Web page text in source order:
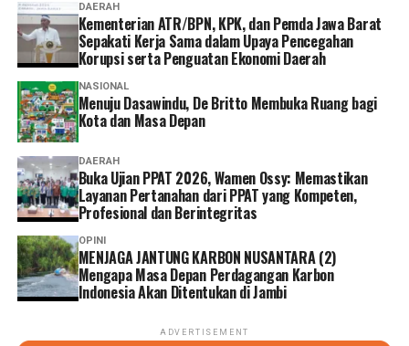
DAERAH
Kementerian ATR/BPN, KPK, dan Pemda Jawa Barat
Sepakati Kerja Sama dalam Upaya Pencegahan
Korupsi serta Penguatan Ekonomi Daerah
NASIONAL
Menuju Dasawindu, De Britto Membuka Ruang bagi
Kota dan Masa Depan
DAERAH
Buka Ujian PPAT 2026, Wamen Ossy: Memastikan
Layanan Pertanahan dari PPAT yang Kompeten,
Profesional dan Berintegritas
OPINI
MENJAGA JANTUNG KARBON NUSANTARA (2)
Mengapa Masa Depan Perdagangan Karbon
Indonesia Akan Ditentukan di Jambi
ADVERTISEMENT